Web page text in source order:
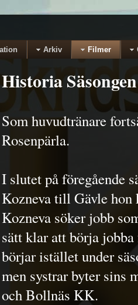
Arkiv Filmer
Historia
Som huvudtränare
Rosenpärla.
I slutet på föregående
Kozneva till Gävle
Kozneva söker jobb
sätt klar att börja jobba
börjar istället under
men systrar byter sins
och Bollnäs KK.